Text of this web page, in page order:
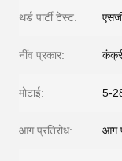
थर्ड पार्टी टेस्ट:
नींव प्रकार:
मोटाई: 5-
आग प्रतिरोध: आग